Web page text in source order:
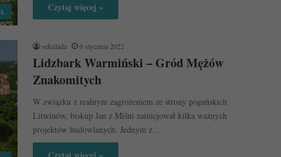
Czytaj więcej »
sekulada 6 stycznia 2022
Lidzbark Warmiński – Gród Mężów
Znakomitych
W związku z realnym zagrożeniem ze strony pogańskich
Litwinów, biskup Jan z Miśni zainicjował kilka ważnych
projektów budowlanych. Jednym z…